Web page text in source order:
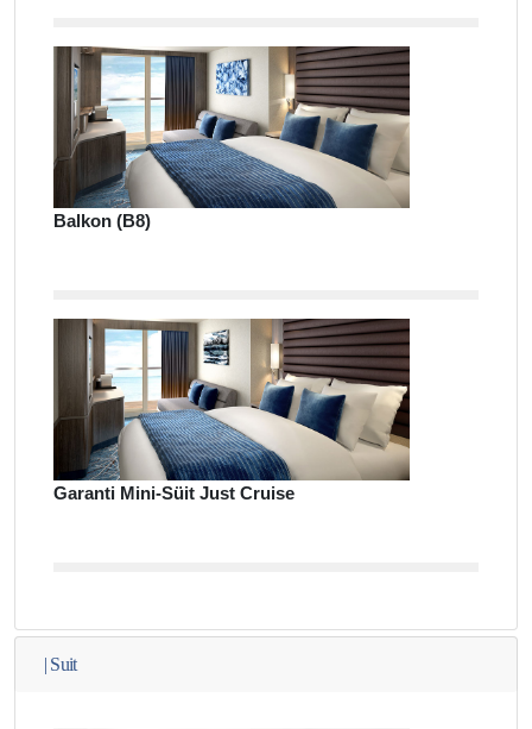
Balkon (B8)
Garanti Mini-Süit Just Cruise
| Suit